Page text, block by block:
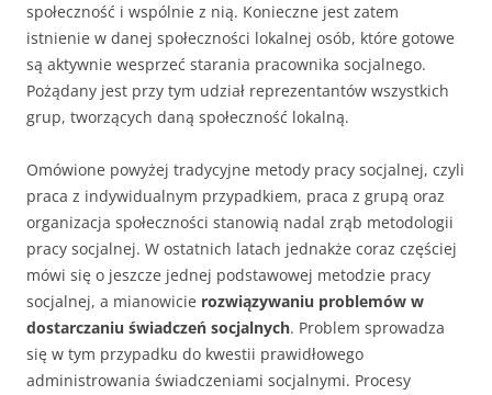
społeczność i wspólnie z nią. Konieczne jest zatem
istnienie w danej społeczności lokalnej osób, które gotowe
są aktywnie wesprzeć starania pracownika socjalnego.
Pożądany jest przy tym udział reprezentantów wszystkich
grup, tworzących daną społeczność lokalną.
Omówione powyżej tradycyjne metody pracy socjalnej, czyli
praca z indywidualnym przypadkiem, praca z grupą oraz
organizacja społeczności stanowią nadal zrąb metodologii
pracy socjalnej. W ostatnich latach jednakże coraz częściej
mówi się o jeszcze jednej podstawowej metodzie pracy
socjalnej, a mianowicie rozwiązywaniu problemów w
dostarczaniu świadczeń socjalnych. Problem sprowadza
się w tym przypadku do kwestii prawidłowego
administrowania świadczeniami socjalnymi. Procesy